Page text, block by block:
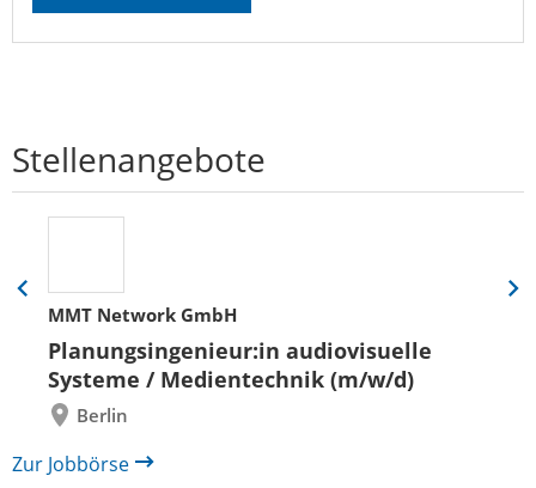
Stellenangebote
MMT Network GmbH
Planungsingenieur:in audiovisuelle
Systeme / Medientechnik (m/w/d)
Berlin
Eine
Folie
zurück
Eine
Zur Jobbörse